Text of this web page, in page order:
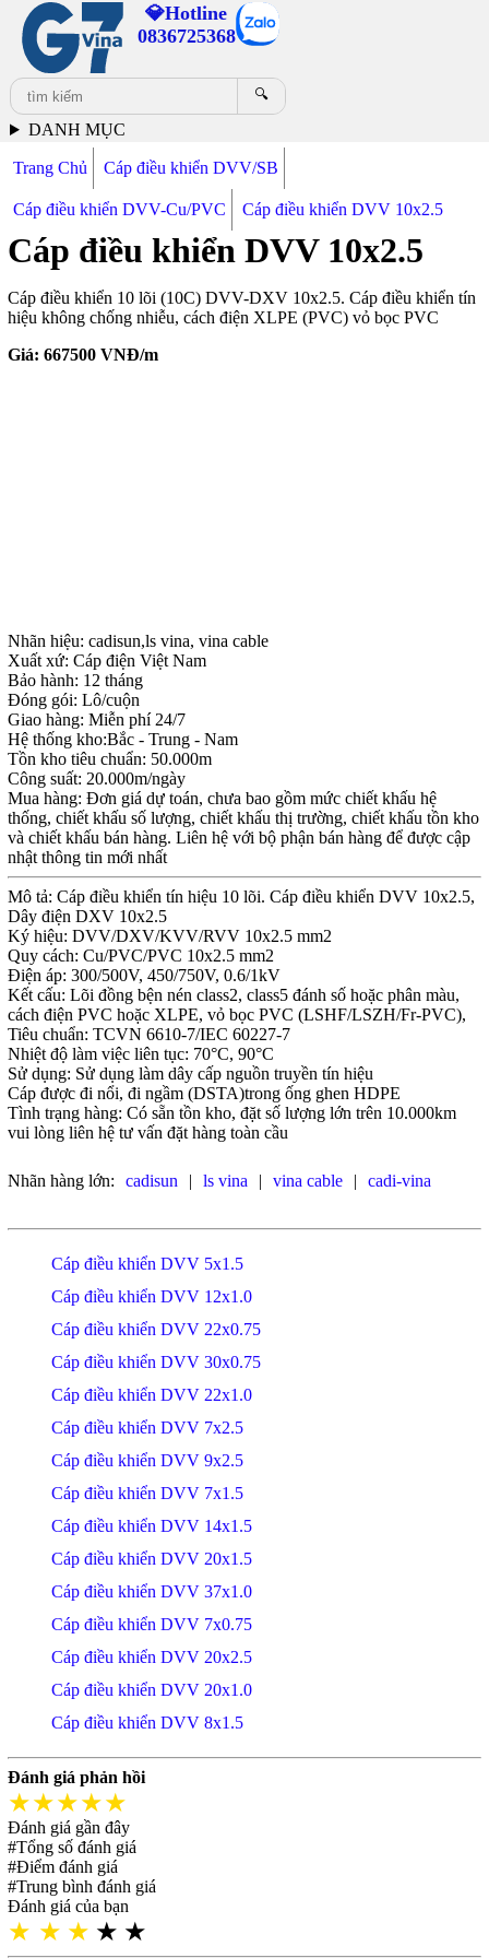
💎Hotline
0836725368
🔍
DANH MỤC
Trang Chủ Cáp điều khiển DVV/SB
Cáp điều khiển DVV-Cu/PVC Cáp điều khiển DVV 10x2.5
Cáp điều khiển DVV 10x2.5
Cáp điều khiển 10 lõi (10C) DVV-DXV 10x2.5. Cáp điều khiển tín
hiệu không chống nhiễu, cách điện XLPE (PVC) vỏ bọc PVC
Giá: 667500VNĐ/m
Nhãn hiệu: cadisun,ls vina, vina cable
Xuất xứ: Cáp điện Việt Nam
Bảo hành: 12 tháng
Đóng gói: Lô/cuộn
Giao hàng: Miễn phí 24/7
Hệ thống kho:Bắc - Trung - Nam
Tồn kho tiêu chuẩn: 50.000m
Công suất: 20.000m/ngày
Mua hàng: Đơn giá dự toán, chưa bao gồm mức chiết khấu hệ
thống, chiết khấu số lượng, chiết khấu thị trường, chiết khấu tồn kho
và chiết khấu bán hàng. Liên hệ với bộ phận bán hàng để được cập
nhật thông tin mới nhất
Mô tả: Cáp điều khiển tín hiệu 10 lõi. Cáp điều khiển DVV 10x2.5,
Dây điện DXV 10x2.5
Ký hiệu: DVV/DXV/KVV/RVV 10x2.5 mm2
Quy cách: Cu/PVC/PVC 10x2.5 mm2
Điện áp: 300/500V, 450/750V, 0.6/1kV
Kết cấu: Lõi đồng bện nén class2, class5 đánh số hoặc phân màu,
cách điện PVC hoặc XLPE, vỏ bọc PVC (LSHF/LSZH/Fr-PVC),
Tiêu chuẩn: TCVN 6610-7/IEC 60227-7
Nhiệt độ làm việc liên tục: 70°C, 90°C
Sử dụng: Sử dụng làm dây cấp nguồn truyền tín hiệu
Cáp được đi nổi, đi ngầm (DSTA)trong ống ghen HDPE
Tình trạng hàng: Có sẵn tồn kho, đặt số lượng lớn trên 10.000km
vui lòng liên hệ tư vấn đặt hàng toàn cầu
Nhãn hàng lớn: cadisun | ls vina | vina cable | cadi-vina
Cáp điều khiển DVV 5x1.5
Cáp điều khiển DVV 12x1.0
Cáp điều khiển DVV 22x0.75
Cáp điều khiển DVV 30x0.75
Cáp điều khiển DVV 22x1.0
Cáp điều khiển DVV 7x2.5
Cáp điều khiển DVV 9x2.5
Cáp điều khiển DVV 7x1.5
Cáp điều khiển DVV 14x1.5
Cáp điều khiển DVV 20x1.5
Cáp điều khiển DVV 37x1.0
Cáp điều khiển DVV 7x0.75
Cáp điều khiển DVV 20x2.5
Cáp điều khiển DVV 20x1.0
Cáp điều khiển DVV 8x1.5
Đánh giá phản hồi
★★★★★
Đánh giá gần đây
#Tổng số đánh giá
#Điểm đánh giá
#Trung bình đánh giá
Đánh giá của bạn
★ ★ ★ ★ ★